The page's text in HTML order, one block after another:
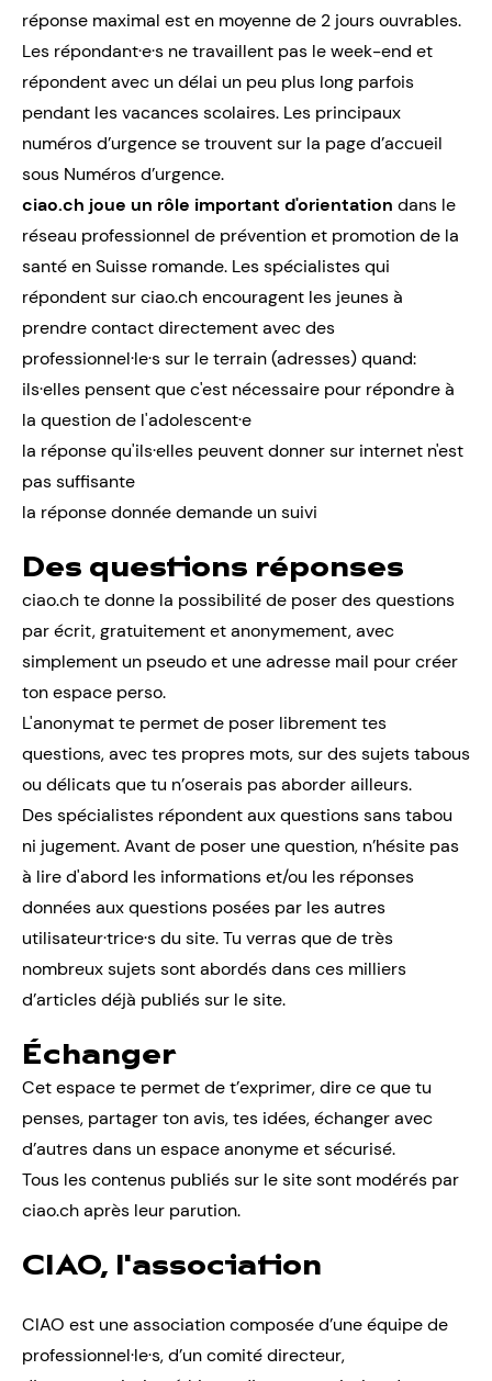
réponse maximal est en moyenne de 2 jours ouvrables.
Les répondant·e·s ne travaillent pas le week-end et
répondent avec un délai un peu plus long parfois
pendant les vacances scolaires. Les principaux
numéros d’urgence se trouvent sur la page d’accueil
sous Numéros d’urgence.
ciao.ch joue un rôle important d'orientation dans le
réseau professionnel de prévention et promotion de la
santé en Suisse romande. Les spécialistes qui
répondent sur ciao.ch encouragent les jeunes à
prendre contact directement avec des
professionnel·le·s sur le terrain (adresses) quand:
ils·elles pensent que c'est nécessaire pour répondre à
la question de l'adolescent·e
la réponse qu'ils·elles peuvent donner sur internet n'est
pas suffisante
la réponse donnée demande un suivi
Des questions réponses
ciao.ch te donne la possibilité de poser des questions
par écrit, gratuitement et anonymement, avec
simplement un pseudo et une adresse mail pour créer
ton espace perso.
L'anonymat te permet de poser librement tes
questions, avec tes propres mots, sur des sujets tabous
ou délicats que tu n’oserais pas aborder ailleurs.
Des spécialistes répondent aux questions sans tabou
ni jugement. Avant de poser une question, n’hésite pas
à lire d'abord les informations et/ou les réponses
données aux questions posées par les autres
utilisateur·trice·s du site. Tu verras que de très
nombreux sujets sont abordés dans ces milliers
d’articles déjà publiés sur le site.
Échanger
Cet espace te permet de t’exprimer, dire ce que tu
penses, partager ton avis, tes idées, échanger avec
d’autres dans un espace anonyme et sécurisé.
Tous les contenus publiés sur le site sont modérés par
ciao.ch après leur parution.
CIAO, l'association
CIAO est une association composée d’une équipe de
professionnel·le·s, d’un comité directeur,